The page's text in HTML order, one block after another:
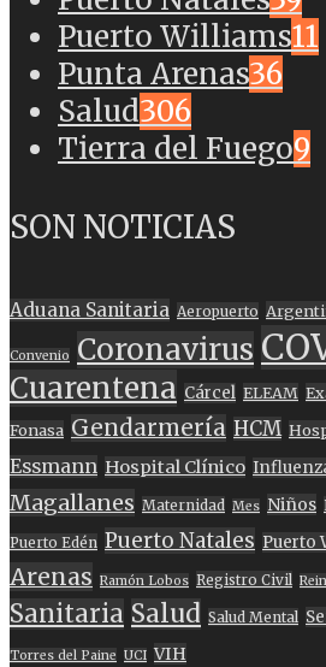
Puerto Williams11
Punta Arenas36
Salud306
Tierra del Fuego9
SON NOTICIAS
Aduana Sanitaria Aeropuerto
Convenio Coronavirus
Cuarentena Cárcel ELEAM
Fonasa Gendarmería HCM
Essmann Hospital Clínico
Magallanes Maternidad Mes Niños
Puerto Edén Puerto Natales Puerto
Arenas Ramón Lobos Registro Civil
Sanitaria Salud Salud Mental
Torres del Paine UCI VIH